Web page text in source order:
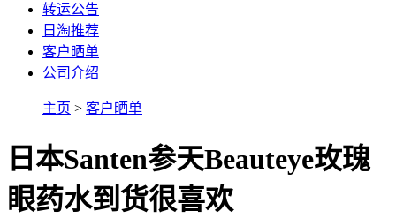
转运公告
日淘推荐
客户晒单
公司介绍
主页 > 客户晒单
日本Santen参天Beauteye玫瑰
眼药水到货很喜欢